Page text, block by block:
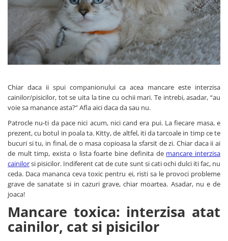
SALAM
DIETE VETERINARE
ROYAL CANIN DIETE
HILLS PD
MONGE
ANTIPARAZITARE EXTERNE
PIPETE
ZGĂRZI
COMPRIMATE
ANTIPARAZITARE INTERNE
VITAMINE ȘI SUPLIMENTE
NUTRACEUTICE
VITAMINE
RECOMPENSE
PLICURI
CONSERVE
DIETE VETERINARE
DIETĂ USCATĂ
DIETĂ UMEDĂ
PIPETE
ADVANTAGE
ANTIPARAZITARE INTERNE
ACCESORII
NISIP
SUPLIMENTE
Chiar daca ii spui companionului ca acea mancare este interzisa
cainilor/pisicilor, tot se uita la tine cu ochii mari. Te intrebi, asadar, “au
voie sa manance asta?” Afla aici daca da sau nu.
Patrocle nu-ti da pace nici acum, nici cand era pui. La fiecare masa, e
prezent, cu botul in poala ta. Kitty, de altfel, iti da tarcoale in timp ce te
bucuri si tu, in final, de o masa copioasa la sfarsit de zi. Chiar daca ii ai
de mult timp, exista o lista foarte bine definita de mancare interzisa
cainilorsi pisicilor. Indiferent cat de cute sunt si cati ochi dulci iti fac, nu
ceda. Daca mananca ceva toxic pentru ei, risti sa le provoci probleme
grave de sanatate si in cazuri grave, chiar moartea. Asadar, nu e de
joaca!
Mancare toxica: interzisa atat
cainilor, cat si pisicilor